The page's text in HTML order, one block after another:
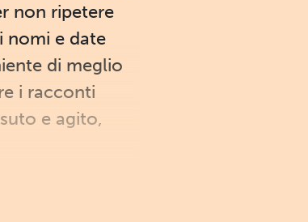
non ripetere
nomi e date
di meglio
i racconti
e agito,